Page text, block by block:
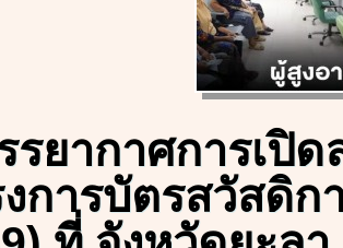
รยากาศการเปิ
การบัตรสวัสดิก